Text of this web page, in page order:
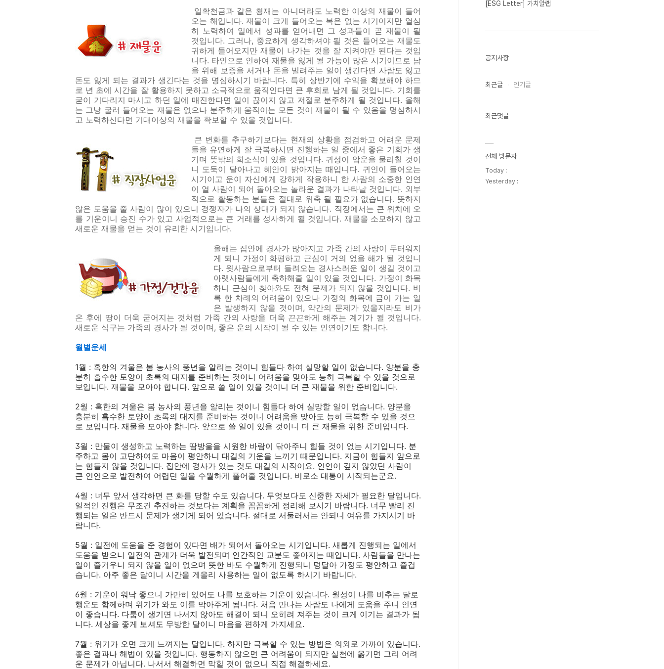
일확천금과 같은 횡재는 아니더라도 노력한 이상의 재물이 들어
오는 해입니다. 재물이 크게 들어오는 복은 없는 시기이지만 열심
히 노력하여 일에서 성과를 얻어내면 그 성과들이 곧 재물이 될
것입니다. 그러나, 중요하게 생각하셔야 될 것은 들어오는 재물도
귀하게 들어오지만 재물이 나가는 것을 잘 지켜야만 된다는 것입
니다. 타인으로 인하여 재물을 잃게 될 가능이 많은 시기이므로 남
을 위해 보증을 서거나 돈을 빌려주는 일이 생긴다면 사람도 잃고
돈도 잃게 되는 결과가 생긴다는 것을 명심하시기 바랍니다. 특히 상반기에 수익을 확보해야 하므
로 년 초에 시간을 잘 활용하지 못하고 소극적으로 움직인다면 큰 후회로 남게 될 것입니다. 기회를
굳이 기다리지 마시고 하던 일에 매진한다면 일이 끊이지 않고 저절로 분주하게 될 것입니다. 올해
는 그냥 굴러 들어오는 재물은 없으나 분주하게 움직이는 모든 것이 재물이 될 수 있음을 명심하시
고 노력하신다면 기대이상의 재물을 확보할 수 있을 것입니다.
큰 변화를 추구하기보다는 현재의 상황을 점검하고 어려운 문제
들을 유연하게 잘 극복하시면 진행하는 일 중에서 좋은 기회가 생
기며 뜻밖의 희소식이 있을 것입니다. 귀성이 암운을 물리칠 것이
니 도둑이 달아나고 혜안이 밝아지는 때입니다. 귀인이 들어오는
시기이고 운이 자신에게 강하게 작용하니 한 사람의 소중한 인연
이 열 사람이 되어 돌아오는 놀라운 결과가 나타날 것입니다. 외부
적으로 활동하는 분들은 절대로 위축 될 필요가 없습니다. 뜻하지
않은 도움을 줄 사람이 많이 있으니 경쟁자가 나의 상대가 되지 않습니다. 직장에서는 큰 위치에 오
를 기운이니 승진 수가 있고 사업적으로는 큰 거래를 성사하게 될 것입니다. 재물을 소모하지 않고
새로운 재물을 얻는 것이 유리한 시기입니다.
올해는 집안에 경사가 많아지고 가족 간의 사랑이 두터워지
게 되니 가정이 화평하고 근심이 거의 없을 해가 될 것입니
다. 윗사람으로부터 들려오는 경사스러운 일이 생길 것이고
아랫사람들에게 축하해줄 일이 있을 것입니다. 가정이 화목
하니 근심이 찾아와도 전혀 문제가 되지 않을 것입니다. 비
록 한 차례의 어려움이 있으나 가정의 화목에 금이 가는 일
은 발생하지 않을 것이며, 약간의 문제가 있을지라도 비가
온 후에 땅이 더욱 굳어지는 것처럼 가족 간의 사랑을 더욱 끈끈하게 해주는 계기가 될 것입니다.
새로운 식구는 가족의 경사가 될 것이며, 좋은 운의 시작이 될 수 있는 인연이기도 합니다.
월별운세
1월 : 혹한의 겨울은 봄 농사의 풍년을 알리는 것이니 힘들다 하여 실망할 일이 없습니다. 양분을 충
분히 흡수한 토양이 초록의 대지를 준비하는 것이니 어려움을 맞아도 능히 극복할 수 있을 것으로
보입니다. 재물을 모아야 합니다. 앞으로 쓸 일이 있을 것이니 더 큰 재물을 위한 준비입니다.
2월 : 혹한의 겨울은 봄 농사의 풍년을 알리는 것이니 힘들다 하여 실망할 일이 없습니다. 양분을
충분히 흡수한 토양이 초록의 대지를 준비하는 것이니 어려움을 맞아도 능히 극복할 수 있을 것으
로 보입니다. 재물을 모아야 합니다. 앞으로 쓸 일이 있을 것이니 더 큰 재물을 위한 준비입니다.
3월 : 만물이 생성하고 노력하는 땀방울을 시원한 바람이 닦아주니 힘들 것이 없는 시기입니다. 분
주하고 몸이 고단하여도 마음이 평안하니 대길의 기운을 느끼기 때문입니다. 지금이 힘들지 앞으로
는 힘들지 않을 것입니다. 집안에 경사가 있는 것도 대길의 시작이요. 인연이 깊지 않았던 사람이
큰 인연으로 발전하여 어렵던 일을 수월하게 풀어줄 것입니다. 비로소 대통이 시작되는군요.
4월 : 너무 앞서 생각하면 큰 화를 당할 수도 있습니다. 무엇보다도 신중한 자세가 필요한 달입니다.
일적인 진행은 무조건 추진하는 것보다는 계획을 꼼꼼하게 정리해 보시기 바랍니다. 너무 빨리 진
행되는 일은 반드시 문제가 생기게 되어 있습니다. 절대로 서둘러서는 안되니 여유를 가지시기 바
랍니다.
5월 : 일전에 도움을 준 경험이 있다면 배가 되어서 돌아오는 시기입니다. 새롭게 진행되는 일에서
도움을 받으니 일전의 관계가 더욱 발전되며 인간적인 교분도 좋아지는 때입니다. 사람들을 만나는
일이 즐거우니 되지 않을 일이 없으며 뜻한 바도 수월하게 진행되니 덩달아 가정도 평안하고 즐겁
습니다. 아주 좋은 달이니 시간을 게을리 사용하는 일이 없도록 하시기 바랍니다.
6월 : 기운이 워낙 좋으니 가만히 있어도 나를 보호하는 기운이 있습니다. 월성이 나를 비추는 달로
행운도 함께하며 위기가 와도 이를 막아주게 됩니다. 처음 만나는 사람도 나에게 도움을 주니 인연
이 좋습니다. 다툼이 생기면 나서지 않아도 해결이 되니 오히려 져주는 것이 크게 이기는 결과가 됩
니다. 세상을 좋게 보셔도 무방한 달이니 마음을 편하게 가지세요.
7월 : 위기가 오면 크게 느껴지는 달입니다. 하지만 극복할 수 있는 방법은 의외로 가까이 있습니다.
좋은 결과나 해법이 있을 것입니다. 행동하지 않으면 큰 어려움이 되지만 실천에 옮기면 그리 어려
운 문제가 아닙니다. 나서서 해결하면 막힐 것이 없으니 직접 해결하세요.
[ESG Letter] 가치알랩
공지사항
최근글 인기글
최근댓글
전체 방문자
Today :
Yesterday :